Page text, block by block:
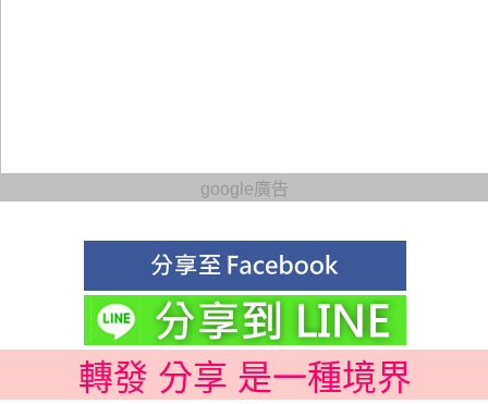
google廣告
轉發 分享 是一種境界